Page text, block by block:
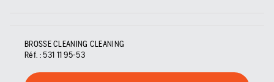
BROSSE CLEANING CLEANING
Réf. : 531 11 95‑53